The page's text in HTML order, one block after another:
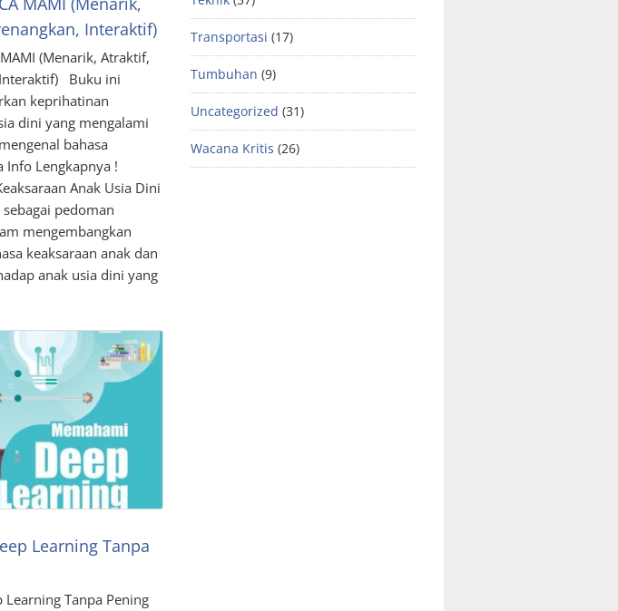
Interaktif)
MAMI (Menarik, Atraktif,
Buku ini
keprihatinan
dini yang mengalami
bahasa
Info Lengkapnya !
Anak Usia Dini
pedoman
mengembangkan
keaksaraan anak dan
anak usia dini yang
Learning Tanpa
Tanpa Pening
Transportasi (17)
Tumbuhan (9)
Uncategorized (31)
Wacana Kritis (26)